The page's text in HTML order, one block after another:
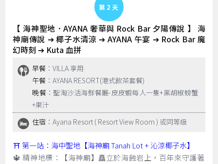
Day 2
【 海神聖地．AYANA 奢華與 Rock Bar 夕陽傳說 】 海
神廟傳說 ➔ 椰子水清涼 ➔ AYANA 午宴 ➔ Rock Bar 魔
幻時刻 ➔ Kuta 血拼
早餐 ：VILLA 享用
午餐 ：AYANA RESORT(港式飲茶套餐)
晚餐 ：聖淘沙活海鮮餐廳-皮皮蝦每人一隻+黑胡椒螃蟹
+果汁
住宿 ：Ayana Resort ( Resort View Room ) 或同等級
⛩️ 第一站：海中聖地【海神廟 Tanah Lot + 沁涼椰子水】
🔱 精神地標：【海神廟】矗立於海蝕岩上，百年來守護著